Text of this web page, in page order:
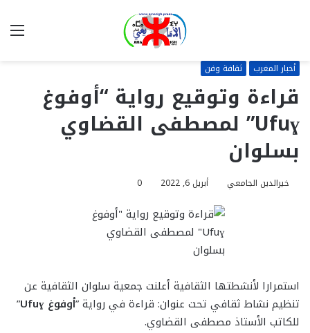
أخبار المغرب ثقافة وفن
قراءة وتوقيع رواية “أوفوغ
Ufuɣ” لمصطفى القضاوي
بسلوان
خيرالدين الجامعي أبريل 6, 2022 0
استمرارا لأنشطتها الثقافية أعلنت جمعية سلوان الثقافية عن
تنظيم نشاط ثقافي تحت عنوان: قراءة في رواية ”أوفوغ Ufuɣ
”
للكاتب الأستاذ مصطفى القضاوي.